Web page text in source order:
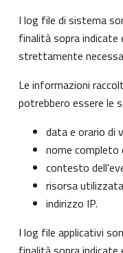
I log file di sistema
finalità sopra indicate
strettamente
Le informazioni
potrebbero essere le
data e orario di
nome completo
contesto
risorsa
indirizzo IP.
I log file applicativi